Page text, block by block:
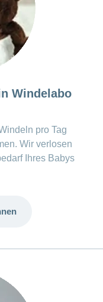
Windelabo
pro Tag
Wir verlosen
Ihres Babys